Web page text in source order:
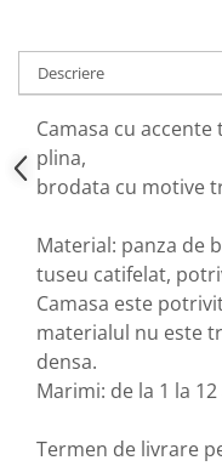
Descriere
Camasa cu
plina,
brodata cu motive
Material: panza de
tuseu catifelat,
Camasa este
materialul nu este
densa.
Marimi: de la 1 la 12
Termen de livrare